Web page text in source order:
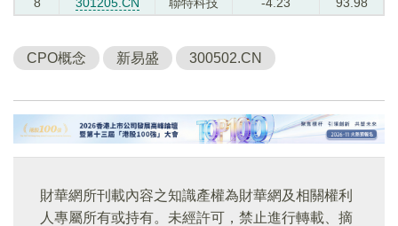
CPO概念 新易盛 300502.CN
財華網所刊載內容之知識產權為財華網及相關權利
人專屬所有或持有。未經許可，禁止進行轉載、摘